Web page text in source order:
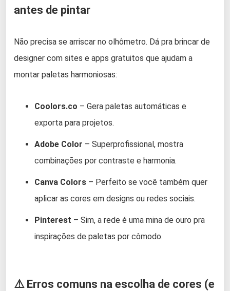
antes de pintar
Não precisa se arriscar no olhômetro. Dá pra brincar de
designer com sites e apps gratuitos que ajudam a
montar paletas harmoniosas:
Coolors.co – Gera paletas automáticas e
exporta para projetos.
Adobe Color – Superprofissional, mostra
combinações por contraste e harmonia.
Canva Colors – Perfeito se você também quer
aplicar as cores em designs ou redes sociais.
Pinterest – Sim, a rede é uma mina de ouro pra
inspirações de paletas por cômodo.
⚠️ Erros comuns na escolha de cores (e